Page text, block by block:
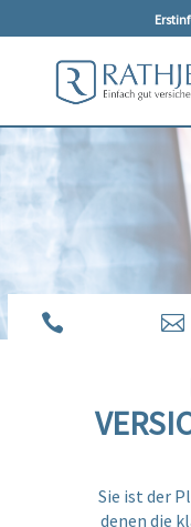
 
Sie ist der
denen die